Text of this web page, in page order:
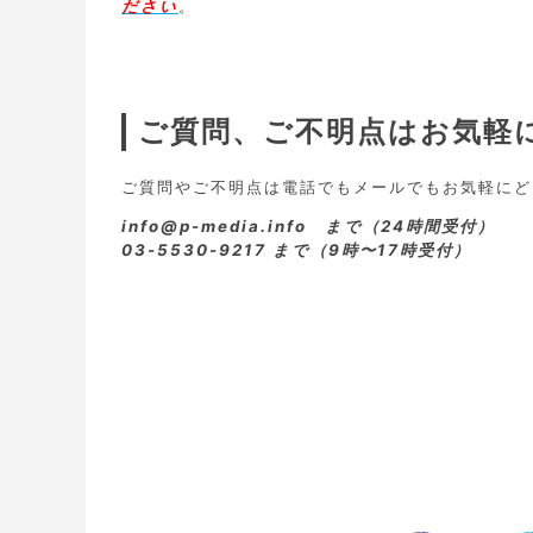
ださい 。
ご質問、ご不明点はお気軽
ご質問やご不明点は電話でもメールでもお気軽に
info@p-media.info まで（24時間受付）
03-5530-9217 まで（9時〜17時受付）